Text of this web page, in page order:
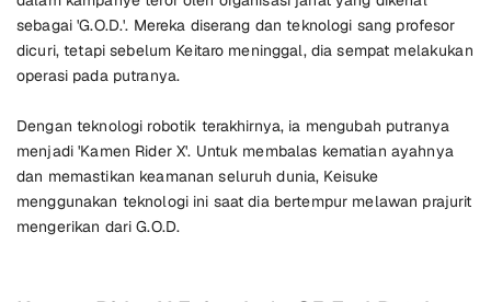
sebagai 'G.O.D.'. Mereka diserang dan teknologi sang profesor
dicuri, tetapi sebelum Keitaro meninggal, dia sempat melakukan
operasi pada putranya.
Dengan teknologi robotik terakhirnya, ia mengubah putranya
menjadi 'Kamen Rider X'. Untuk membalas kematian ayahnya
dan memastikan keamanan seluruh dunia, Keisuke
menggunakan teknologi ini saat dia bertempur melawan prajurit
mengerikan dari G.O.D.